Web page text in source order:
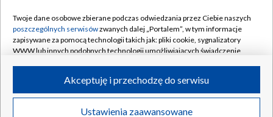
Rada Programowa
System NOS
Informacje o nadawcy
Program dla prasy
Kontakt
Kanały
©2026 Telewizja Polska S.A. w likwidacji
Twoje dane osobowe zbierane podczas odwiedzania przez Ciebie naszych
poszczególnych serwisówzwanych dalej „Portalem”, w tym informacje
zapisywane za pomocą technologii takich jak: pliki cookie, sygnalizatory
WWW lub innych podobnych technologii umożliwiających świadczenie
ruchu w Internecie.
Twoje dane osobowe zbierane podczas odwiedzania przez Ciebie
Ustawienia zaawansowane
Akceptuję i przechodzę do serwisu